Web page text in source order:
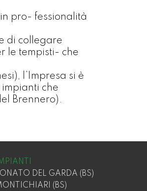
pro- fessionalità
di collegare
le tempisti- che
l’Impresa si è
che
Brennero).
DEL GARDA (BS)
(BS)